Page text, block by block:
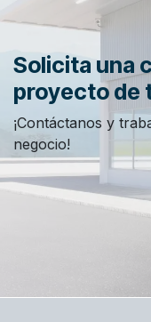
Solicita una
proyecto de
¡Contáctanos y
negocio!